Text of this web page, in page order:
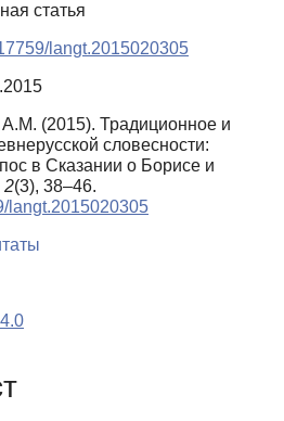
статья
langt.2015020305
А.М. (2015). Традиционное и
словесности:
в Сказании о Борисе и
2(3), 38–46.
langt.2015020305